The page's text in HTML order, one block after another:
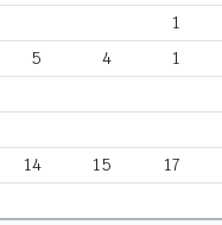
1
5 4 1
14 15 17